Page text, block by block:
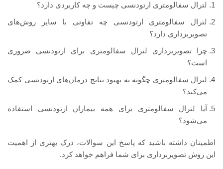
لترال سفالومتری ارتودنسی چیست و چه کاربردی دارد؟
لترال سفالومتری ارتودنسی چه تفاوتی با سایر روش‌های
تصویربرداری دارد؟
چرا تصویربرداری لترال سفالومتری برای ارتودنسی ضروری
است؟
لترال سفالومتری چگونه به بهبود نتایج درمان‌های ارتودنسی کمک
می‌کند؟
آیا لترال سفالومتری برای همه بیماران ارتودنسی استفاده
می‌شود؟
اطمینان داشته باشید که پاسخ این سوالات، درک بهتری از اهمیت
این روش تصویربرداری برای شما فراهم خواهد کرد.